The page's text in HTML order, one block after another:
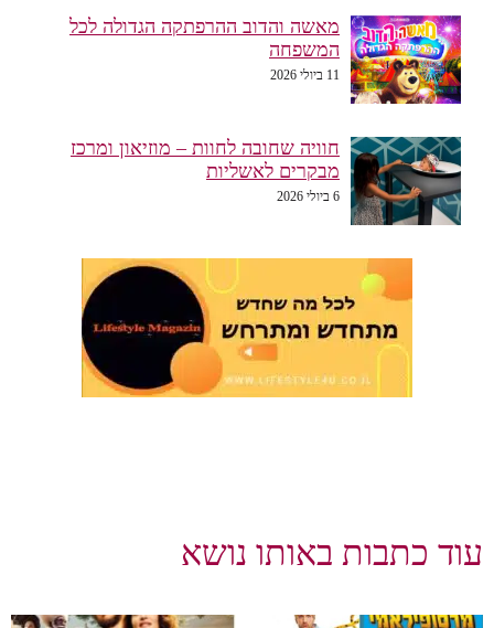
מאשה והדוב ההרפתקה הגדולה לכל
המשפחה
11 ביולי 2026
חוויה שחובה לחוות – מוזיאון ומרכז
מבקרים לאשליות
6 ביולי 2026
עוד כתבות באותו נושא